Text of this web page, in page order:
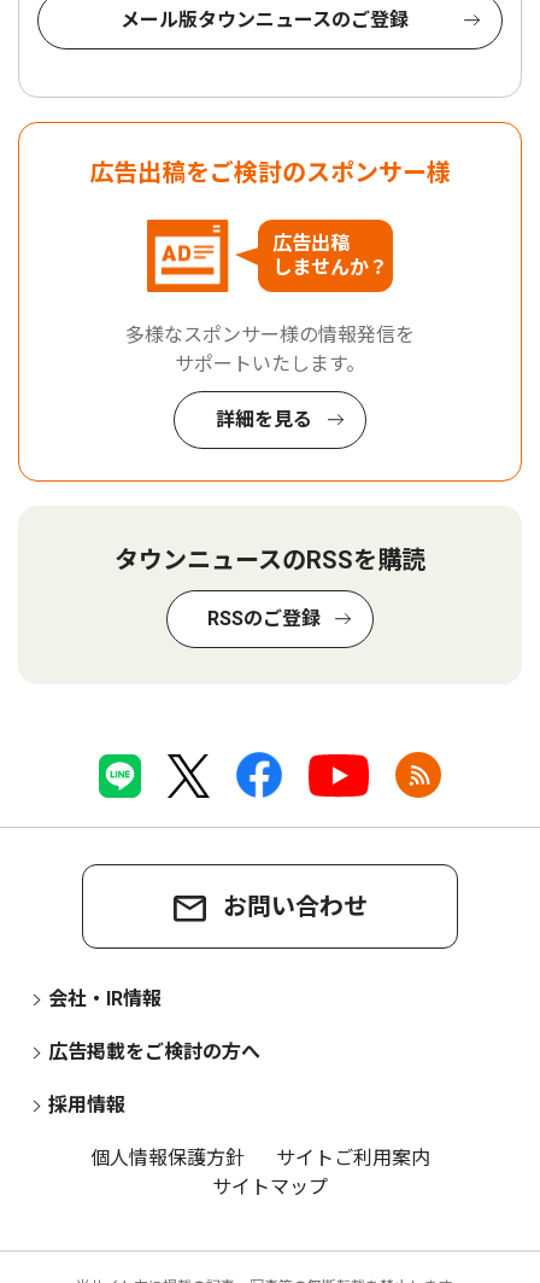
メール版タウンニュースのご登録
広告出稿をご検討のスポンサー様
広告出稿
しませんか？
多様なスポンサー様の情報発信を
サポートいたします。
詳細を見る
タウンニュースのRSSを購読
RSSのご登録
お問い合わせ
会社・IR情報
広告掲載をご検討の方へ
採用情報
個人情報保護方針
サイトご利用案内
サイトマップ